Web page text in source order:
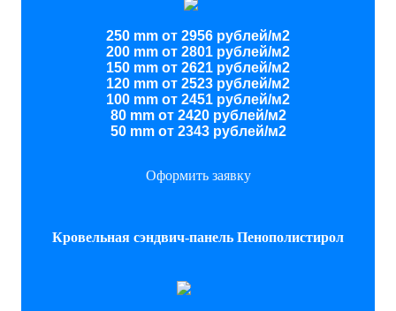
250 mm от 2956 рублей/м2
200 mm от 2801 рублей/м2
150 mm от 2621 рублей/м2
120 mm от 2523 рублей/м2
100 mm от 2451 рублей/м2
80 mm от 2420 рублей/м2
50 mm от 2343 рублей/м2
Оформить заявку
Кровельная сэндвич-панель Пенополистирол